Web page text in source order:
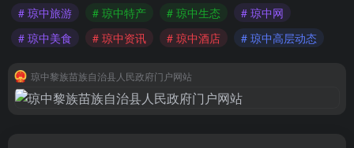
# 琼中旅游
# 琼中特产 # 琼中生态
# 琼中网
# 琼中美食
# 琼中资讯 # 琼中酒店 # 琼中高层动态
琼中黎族苗族自治县人民政府门户网站